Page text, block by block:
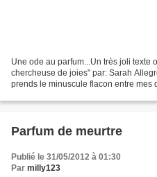
Une ode au parfum...Un très joli texte
chercheuse de joies" par: Sarah
prends le minuscule flacon entre mes
Parfum de meurtre
Publié le 31/05/2012 à 01:30
Par milly123